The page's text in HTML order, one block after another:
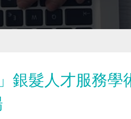
銀髮人才服務學